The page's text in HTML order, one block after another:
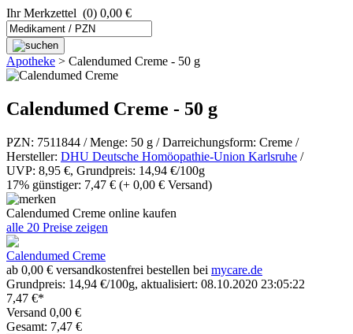
Ihr Merkzettel (0) 0,00 €
Apotheke > Calendumed Creme - 50 g
Calendumed Creme - 50 g
PZN: 7511844 / Menge: 50 g / Darreichungsform: Creme /
Hersteller: DHU Deutsche Homöopathie-Union Karlsruhe /
UVP: 8,95 €, Grundpreis: 14,94 €/100g
17% günstiger: 7,47 € (+ 0,00 € Versand)
Calendumed Creme online kaufen
alle 20 Preise zeigen
Calendumed Creme
ab 0,00 € versandkostenfrei bestellen bei mycare.de
Grundpreis: 14,94 €/100g, aktualisiert: 08.10.2020 23:05:22
7,47 €*
Versand 0,00 €
Gesamt: 7,47 €